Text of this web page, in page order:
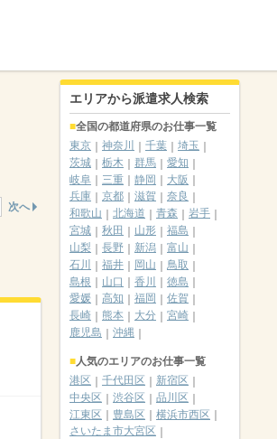
次へ
エリアから派遣求人検索
全国の都道府県のお仕事一覧
東京
神奈川 千葉
埼玉
茨城
栃木 群馬
愛知
岐阜
三重 静岡
大阪
兵庫
京都 滋賀
奈良
和歌山
北海道 青森
岩手
宮城
秋田 山形
福島
山梨
長野 新潟
富山
石川
福井 岡山
鳥取
島根
山口 香川
徳島
愛媛
高知 福岡
佐賀
長崎
熊本 大分
宮崎
鹿児島
沖縄
人気のエリアのお仕事一覧
港区
千代田区
新宿区
中央区
渋谷区
品川区
江東区
豊島区
横浜市西区
さいたま市大宮区